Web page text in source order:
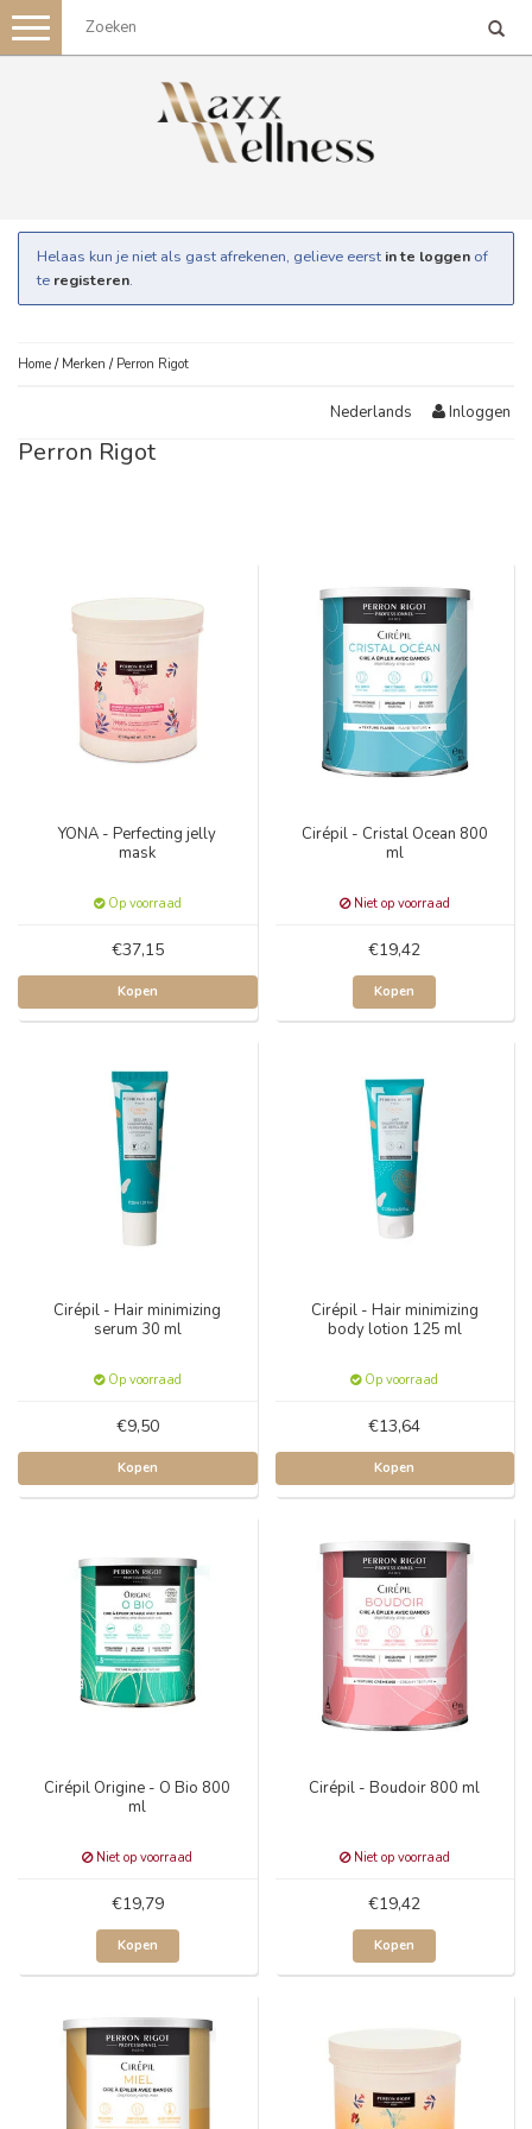
Toggle
navigation
Helaas kun je niet als gast afrekenen, gelieve eerst in te loggen of
te registeren.
Home / Merken / Perron Rigot
Nederlands Inloggen
Perron Rigot
YONA - Perfecting jelly
mask
Op voorraad
€37,15
Kopen
Cirépil - Cristal Ocean 800
ml
Niet op voorraad
€19,42
Kopen
Cirépil - Hair minimizing
serum 30 ml
Op voorraad
€9,50
Kopen
Cirépil - Hair minimizing
body lotion 125 ml
Op voorraad
€13,64
Kopen
Cirépil Origine - O Bio 800
ml
Niet op voorraad
€19,79
Kopen
Cirépil - Boudoir 800 ml
Niet op voorraad
€19,42
Kopen